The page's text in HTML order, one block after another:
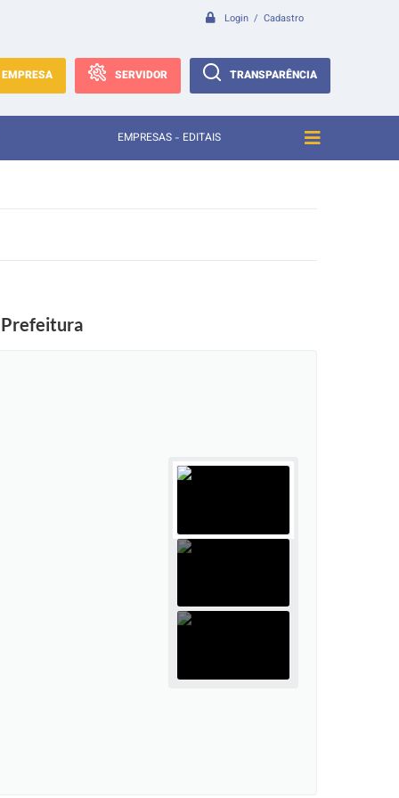
Login / Cadastro
EMPRESA SERVIDOR TRANSPARÊNCIA
EMPRESAS - EDITAIS
Prefeitura